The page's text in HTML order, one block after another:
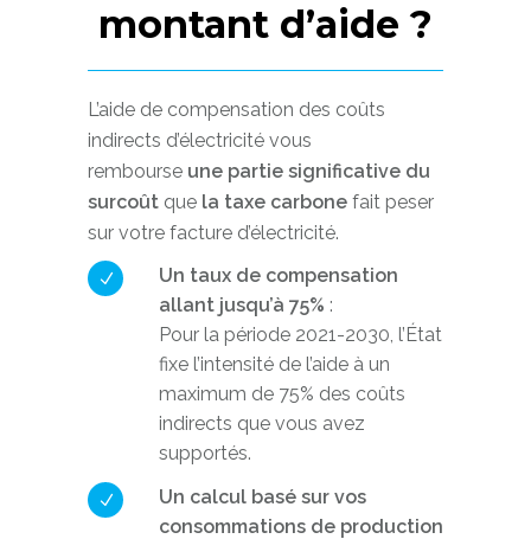
montant d’aide ?
L’aide de compensation des coûts
indirects d’électricité vous
rembourse une partie significative du
surcoût que la taxe carbone fait peser
sur votre facture d’électricité.
Un taux de compensation
allant jusqu’à 75% :
Pour la période 2021-2030, l’État
fixe l’intensité de l’aide à un
maximum de 75% des coûts
indirects que vous avez
supportés.
Un calcul basé sur vos
consommations de production